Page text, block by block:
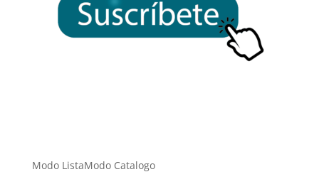
Modo ListaModo Catalogo